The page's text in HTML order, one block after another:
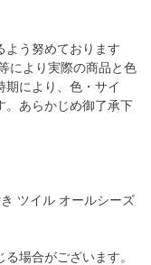
う努めております
により実際の商品と色
期により、色・サイ
。あらかじめ御了承下
ツイル オールシーズ
場合がございます。